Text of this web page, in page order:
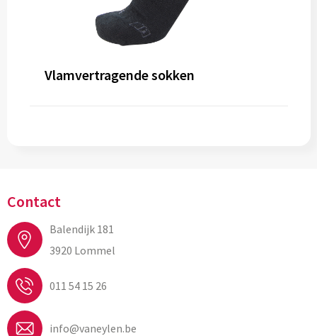
Vlamvertragende sokken
Contact
Balendijk 181
3920 Lommel
011 54 15 26
info@vaneylen.be